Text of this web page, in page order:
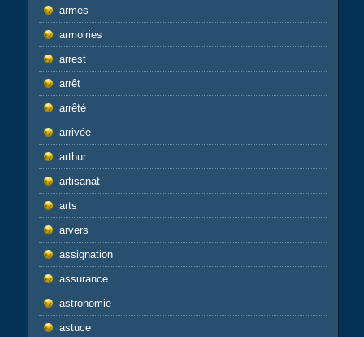
armes
armoiries
arrest
arrêt
arrêté
arrivée
arthur
artisanat
arts
arvers
assignation
assurance
astronomie
astuce